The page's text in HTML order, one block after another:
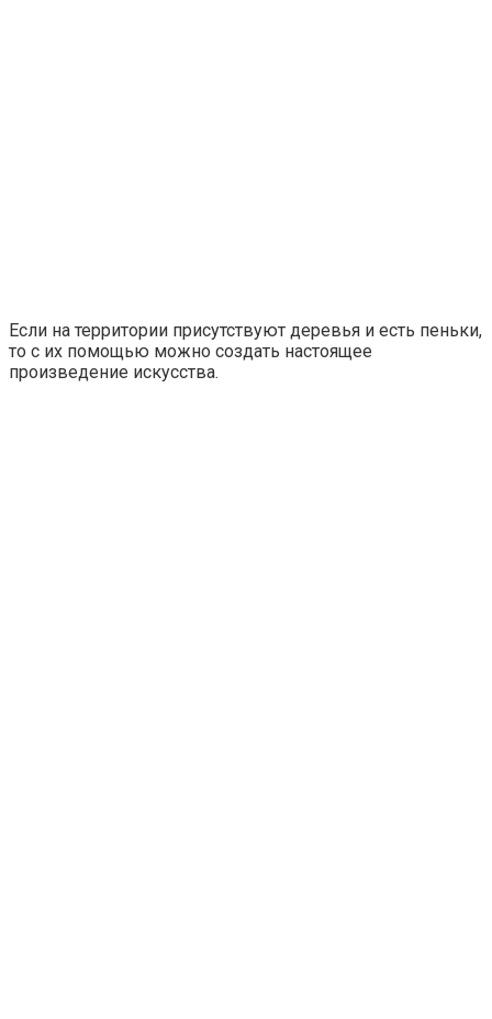
Если на территории присутствуют деревья и есть пеньки,
то с их помощью можно создать настоящее
произведение искусства.